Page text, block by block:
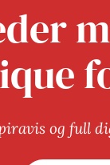
og full